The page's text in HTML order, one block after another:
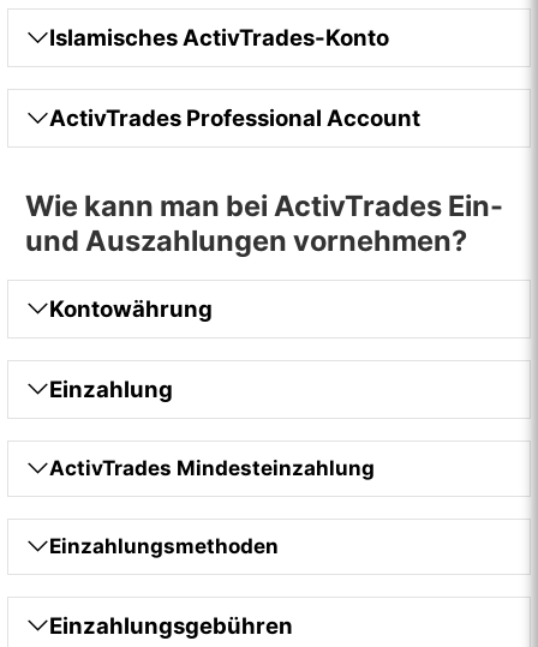
Islamisches ActivTrades-Konto
ActivTrades Professional Account
Wie kann man bei ActivTrades Ein-
und Auszahlungen vornehmen?
Kontowährung
Einzahlung
ActivTrades Mindesteinzahlung
Einzahlungsmethoden
Einzahlungsgebühren